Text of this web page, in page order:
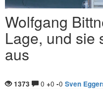
Wolfgang
Lage, und sie
aus
1373 0 +0 -0 Sven